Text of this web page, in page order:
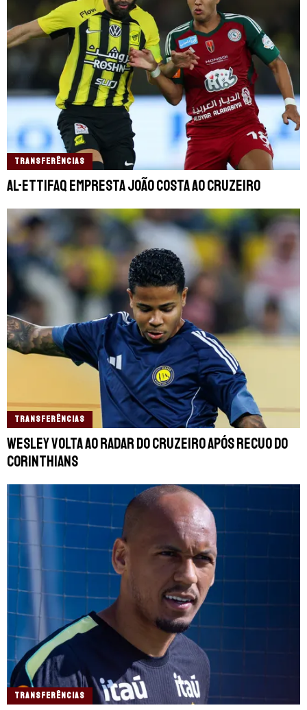
TRANSFERÊNCIAS
Al-Ettifaq empresta João Costa ao Cruzeiro
TRANSFERÊNCIAS
Wesley volta ao radar do Cruzeiro após recuo do
Corinthians
TRANSFERÊNCIAS